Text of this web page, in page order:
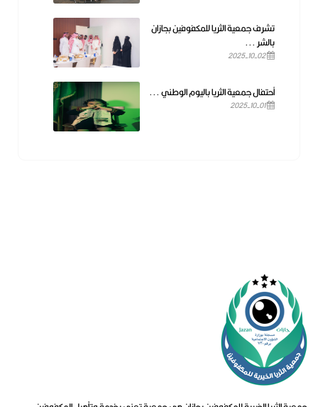
تشرف جمعية الثريا للمكفوفين بجازان
بالشر ...
2025-10-02
أحتفال جمعية الثريا باليوم الوطني ...
2025-10-01